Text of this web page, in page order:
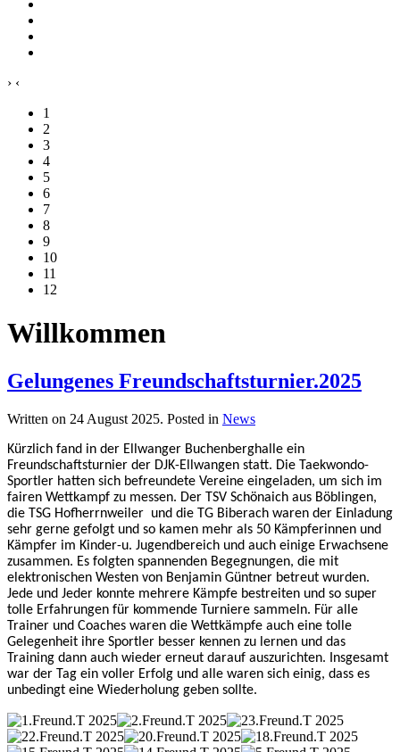
› ‹
1
2
3
4
5
6
7
8
9
10
11
12
Willkommen
Gelungenes Freundschaftsturnier.2025
Written on 24 August 2025. Posted in News
Kürzlich fand in der Ellwanger Buchenberghalle ein
Freundschaftsturnier der DJK-Ellwangen statt. Die Taekwondo-
Sportler hatten sich befreundete Vereine eingeladen, um sich im
fairen Wettkampf zu messen. Der TSV Schönaich aus Böblingen,
die TSG Hofherrnweiler und die TG Biberach waren der Einladung
sehr gerne gefolgt und so kamen mehr als 50 Kämpferinnen und
Kämpfer im Kinder-u. Jugendbereich und auch einige Erwachsene
zusammen. Es folgten spannenden Begegnungen, die mit
elektronischen Westen von Benjamin Güntner betreut wurden.
Jede und Jeder konnte mehrere Kämpfe bestreiten und so super
tolle Erfahrungen für kommende Turniere sammeln. Für alle
Trainer und Coaches waren die Wettkämpfe auch eine tolle
Gelegenheit ihre Sportler besser kennen zu lernen und das
Training dann auch wieder erneut darauf auszurichten. Insgesamt
war der Tag ein voller Erfolg und alle waren sich einig, dass es
unbedingt eine Wiederholung geben sollte.